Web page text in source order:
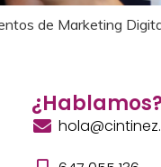
de Marketing